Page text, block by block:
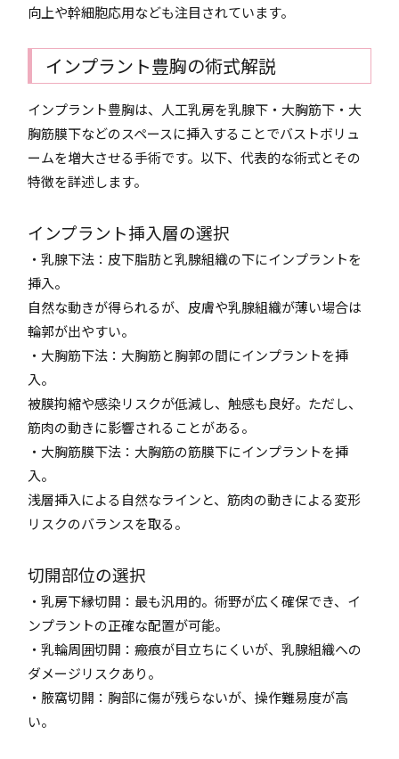
向上や幹細胞応用なども注目されています。
インプラント豊胸の術式解説
インプラント豊胸は、人工乳房を乳腺下・大胸筋下・大
胸筋膜下などのスペースに挿入することでバストボリュ
ームを増大させる手術です。以下、代表的な術式とその
特徴を詳述します。
インプラント挿入層の選択
・乳腺下法：皮下脂肪と乳腺組織の下にインプラントを
挿入。
自然な動きが得られるが、皮膚や乳腺組織が薄い場合は
輪郭が出やすい。
・大胸筋下法：大胸筋と胸郭の間にインプラントを挿
入。
被膜拘縮や感染リスクが低減し、触感も良好。ただし、
筋肉の動きに影響されることがある。
・大胸筋膜下法：大胸筋の筋膜下にインプラントを挿
入。
浅層挿入による自然なラインと、筋肉の動きによる変形
リスクのバランスを取る。
切開部位の選択
・乳房下縁切開：最も汎用的。術野が広く確保でき、イ
ンプラントの正確な配置が可能。
・乳輪周囲切開：瘢痕が目立ちにくいが、乳腺組織への
ダメージリスクあり。
・腋窩切開：胸部に傷が残らないが、操作難易度が高
い。